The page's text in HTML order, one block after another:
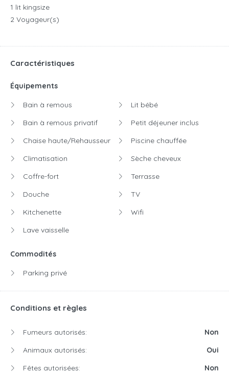
1 lit kingsize
2 Voyageur(s)
Caractéristiques
Équipements
Bain à remous
Bain à remous privatif
Chaise haute/Rehausseur
Climatisation
Coffre-fort
Douche
Kitchenette
Lave vaisselle
Lit bébé
Petit déjeuner inclus
Piscine chauffée
Sèche cheveux
Terrasse
TV
Wifi
Commodités
Parking privé
Conditions et règles
Fumeurs autorisés:
Non
Animaux autorisés:
Oui
Fêtes autorisées:
Non